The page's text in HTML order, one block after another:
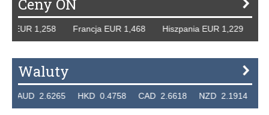
Ceny ON
1,258 Francja EUR 1,468 Hiszpania EUR 1,229 WB
Waluty
2.6265 HKD 0.4758 CAD 2.6618 NZD 2.1914